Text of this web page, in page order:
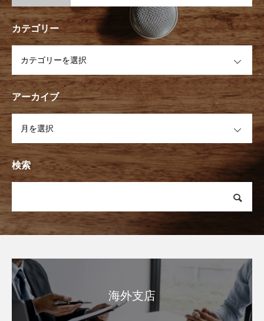
さい
カテゴリー
アーカイブ
検索
海外支店